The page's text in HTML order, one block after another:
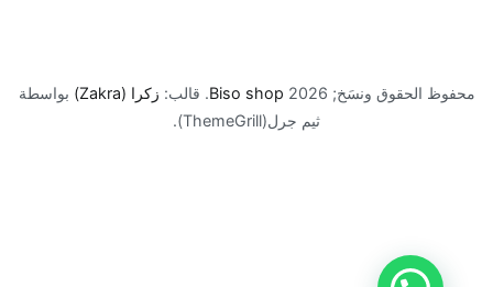
محفوظ الحقوق ونسَخ; 2026 Biso shop. قالب:زكرا (Zakra)
بواسطة
ثيم جرل(ThemeGrill).